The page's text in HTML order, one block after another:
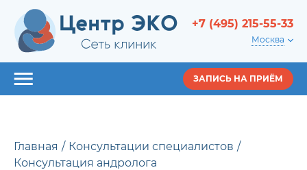
+7 (495) 215-55-33
Москва
ЗАПИСЬ НА ПРИЁМ
Главная
Консультации специалистов
Консультация андролога